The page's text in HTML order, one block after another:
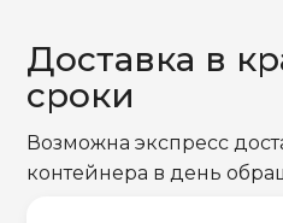
Доставка в
сроки
Возможна экспресс
контейнера в день